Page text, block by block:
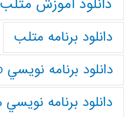
دانلود آموزش متلب
دانلود برنامه متلب
دانلود برنامه نويسي Matlab
دانلود برنامه